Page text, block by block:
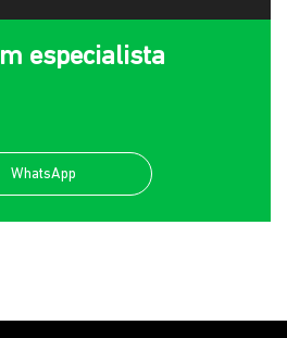
especialista
WhatsApp